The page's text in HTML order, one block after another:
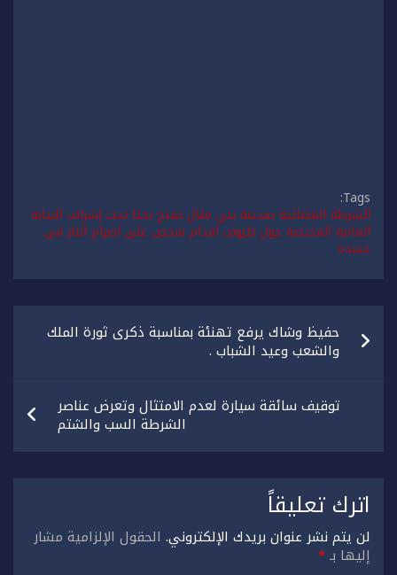
Tags:
الشرطة القضائية بمدينة بني ملال تفتح بحثا تحت إشراف النيابة
العامة المختصة حول ظروف اقدام شخص على اضرام النار في
جسده
المقالاتحفيظ وشاك يرفع تهنئة بمناسبة ذكرى ثورة الملك
والشعب وعيد الشباب .
توقيف سائقة سيارة لعدم الامتثال وتعرض عناصر
الشرطة السب والشتم
اترك تعليقاً
لن يتم نشر عنوان بريدك الإلكتروني. الحقول الإلزامية مشار
إليها بـ*